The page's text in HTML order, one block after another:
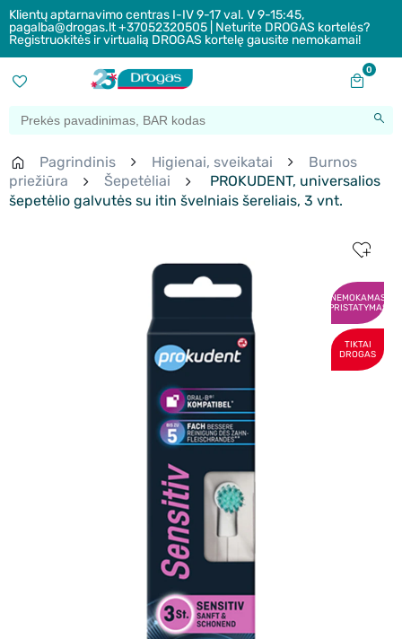
Klientų aptarnavimo centras I-IV 9-17 val. V 9-15:45,
pagalba@drogas.lt +37052320505 | Neturite DROGAS kortelės?
Registruokitės ir virtualią DROGAS kortelę gausite nemokamai!
0
Pagrindinis Higienai, sveikatai
Burnos
priežiūra
Šepetėliai
PROKUDENT, universalios
šepetėlio galvutės su itin švelniais šereliais, 3 vnt.
NEMOKAMAS
PRISTATYMAS
TIKTAI
DROGAS